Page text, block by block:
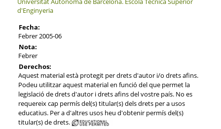
d'Enginyeria
Fecha:
Febrer 2005-06
Nota:
Febrer
Derechos:
Aquest material està protegit per drets d'autor i/o drets afins.
Podeu utilitzar aquest material en funció del que permet la
legislació de drets d'autor i drets afins del vostre país. No es
requereix cap permís del(s) titular(s) dels drets per a usos
educatius. Per a d'altres usos heu d'obtenir permís del(s)
titular(s) de drets.